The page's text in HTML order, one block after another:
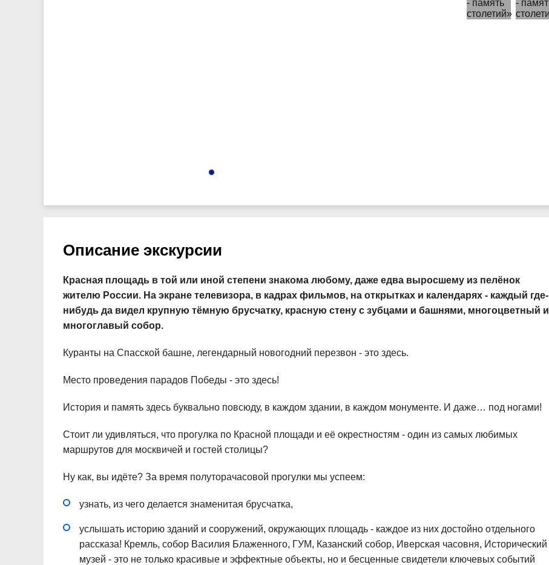
Описание экскурсии
Красная площадь в той или иной степени знакома любому, даже едва выросшему из пелёнок
жителю России. На экране телевизора, в кадрах фильмов, на открытках и календарях - каждый где-
нибудь да видел крупную тёмную брусчатку, красную стену с зубцами и башнями, многоцветный и
многоглавый собор.
Куранты на Спасской башне, легендарный новогодний перезвон - это здесь.
Место проведения парадов Победы - это здесь!
История и память здесь буквально повсюду, в каждом здании, в каждом монументе. И даже… под ногами!
Стоит ли удивляться, что прогулка по Красной площади и её окрестностям - один из самых любимых
маршрутов для москвичей и гостей столицы?
Ну как, вы идёте? За время полуторачасовой прогулки мы успеем:
узнать, из чего делается знаменитая брусчатка,
услышать историю зданий и сооружений, окружающих площадь - каждое из них достойно отдельного
рассказа! Кремль, собор Василия Блаженного, ГУМ, Казанский собор, Иверская часовня, Исторический
музей - это не только красивые и эффектные объекты, но и бесценные свидетели ключевых событий